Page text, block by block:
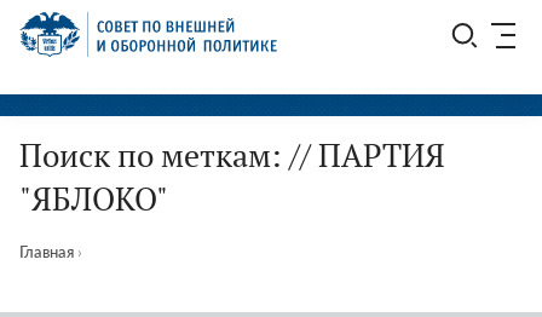
Перейти
СВОП
Поиск по меткам: // ПАРТИЯ
"ЯБЛОКО"
Главная ›